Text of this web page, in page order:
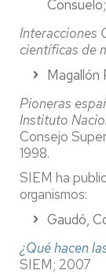
Interacciones
científicas de
Magallón
Pioneras
Instituto
Consejo
1998.
SIEM ha
organismos:
Gaudó,
¿Qué hacen
SIEM; 2007